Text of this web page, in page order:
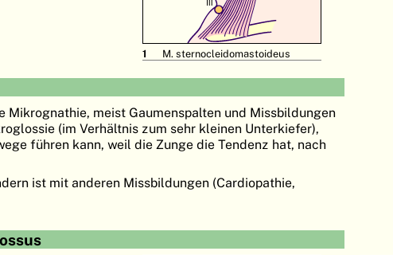
M. sternocleidomastoideus
Mikrognathie, meist Gaumenspalten und Missbildungen
(im Verhältnis zum sehr kleinen Unterkiefer),
führen kann, weil die Zunge die Tendenz hat, nach
ist mit anderen Missbildungen (Cardiopathie,